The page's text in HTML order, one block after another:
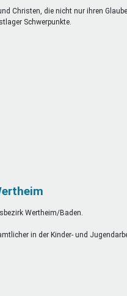
Christen, die nicht nur ihren
Schwerpunkte.
Wertheim/Baden.
in der Kinder- und